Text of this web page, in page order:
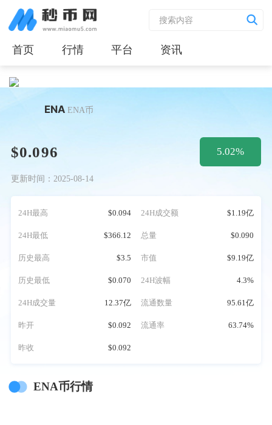
首页 行情 平台 资讯
ENA ENA币
$0.096 5.02%
更新时间：2025-08-14
24H最高 $0.094 24H成交额 $1.19亿
24H最低 $366.12 总量 $0.090
历史最高 $3.5 市值 $9.19亿
历史最低 $0.070 24H波幅 4.3%
24H成交量 12.37亿 流通数量 95.61亿
昨开 $0.092 流通率 63.74%
昨收 $0.092
ENA币行情